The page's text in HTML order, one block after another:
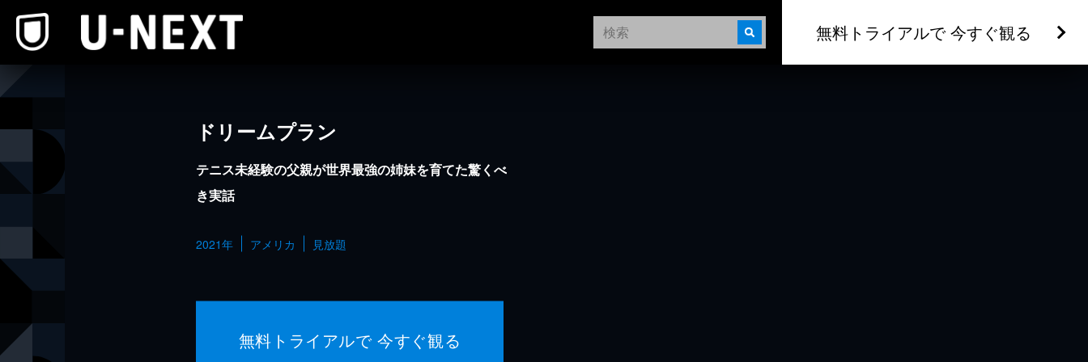
無料トライアルで 今すぐ観る
ドリームプラン
テニス未経験の父親が世界最強の姉妹を育てた驚くべ
き実話
2021年 アメリカ 見放題
無料トライアルで 今すぐ観る